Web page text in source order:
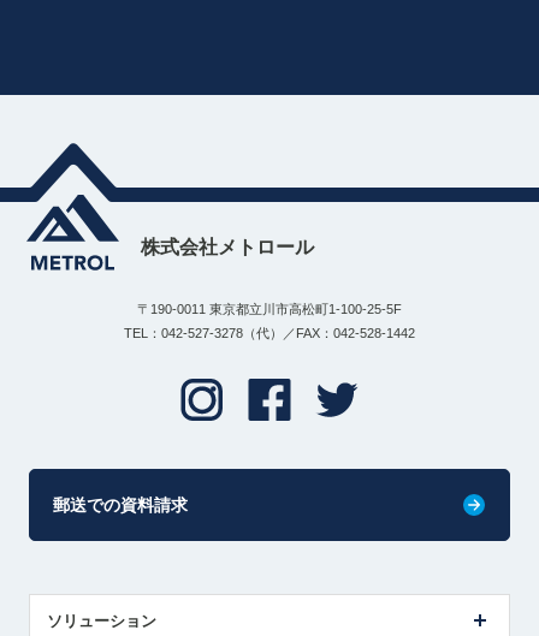
株式会社メトロール
〒190-0011 東京都立川市高松町1-100-25-5F
TEL：042-527-3278（代）／FAX：042-528-1442
郵送での資料請求
ソリューション